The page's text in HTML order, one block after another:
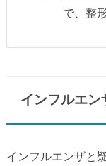
で、整
インフルエン
インフルエンザと